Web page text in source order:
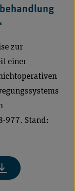
zur
einer
977. Stand: